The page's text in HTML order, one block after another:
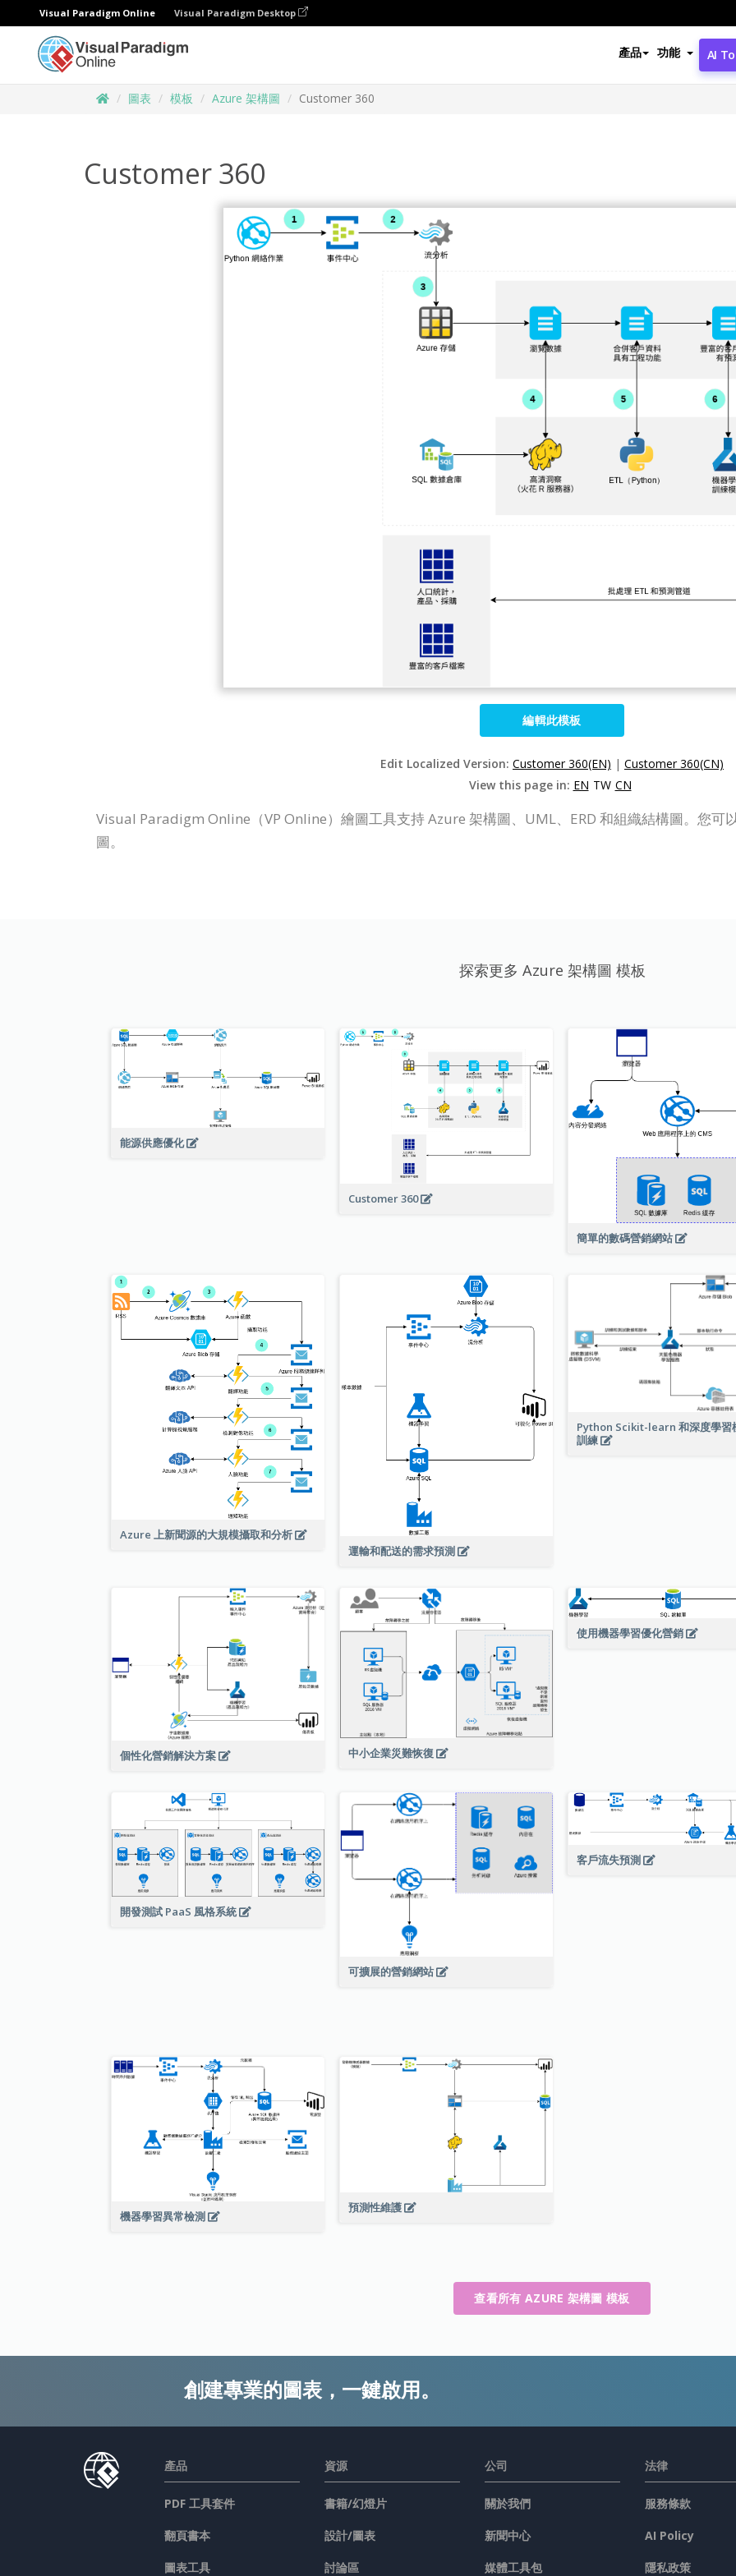
Visual Paradigm Online Visual Paradigm Desktop
產品 功能 AI
圖表 模板 Azure 架構圖 Customer 360
Customer 360
編輯此模板
Edit Localized Version: Customer 360(EN) | Customer 360(CN)
View this page in: EN TW CN
Visual Paradigm Online（VP Online）繪圖工具支持 Azure 架構圖、UML、ERD 和組織結構圖。您可
圖。
探索更多 Azure 架構圖 模板
能源供應優化
Customer 360
簡單的數碼營銷網站
Azure 上新聞源的大規模攝取和分析
運輸和配送的需求預測
Python Scikit-learn 和深度學習
訓練
個性化營銷解決方案 中小企業災難恢復
使用機器學習優化營銷
開發測試 PaaS 風格系統
可擴展的營銷網站
客戶流失預測
機器學習異常檢測
預測性維護
查看所有 AZURE 架構圖 模板
創建專業的圖表，一鍵啟用。
產品
PDF 工具套件
翻頁書本
圖表工具
資源
書籍/幻燈片
設計/圖表
討論區
公司
關於我們
新聞中心
媒體工具包
法律
服務條款
AI Policy
隱私政策